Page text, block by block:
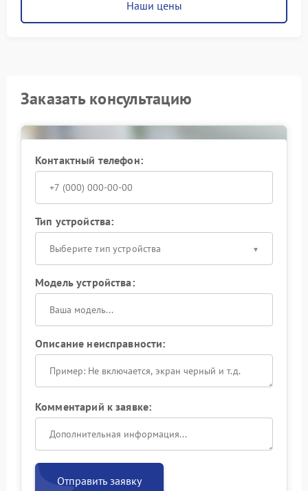
Наши цены
Заказать консультацию
Контактный телефон:
Тип устройства:
Выберите тип устройства
Модель устройства:
Описание неисправности:
Комментарий к заявке:
Отправить заявку